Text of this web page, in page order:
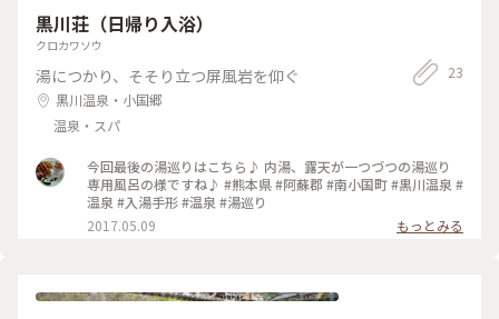
黒川荘（日帰り入浴）
クロカワソウ
湯につかり、そそり立つ屏風岩を仰ぐ
黒川温泉・小国郷
温泉・スパ
23
今回最後の湯巡りはこちら♪ 内湯、露天が一つづつの湯巡り
専用風呂の様ですね♪ #熊本県 #阿蘇郡 #南小国町 #黒川温泉 #
温泉 #入湯手形 #温泉 #湯巡り
2017.05.09
もっとみる